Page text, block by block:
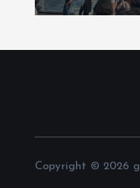
Copyright © 2026